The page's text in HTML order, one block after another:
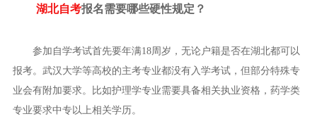
湖北自考报名需要哪些硬性规定？
参加自学考试首先要年满18周岁，无论户籍是否在湖北都可以
报考。武汉大学等高校的主考专业都没有入学考试，但部分特殊专
业会有附加要求。比如护理学专业需要具备相关执业资格，药学类
专业要求中专以上相关学历。